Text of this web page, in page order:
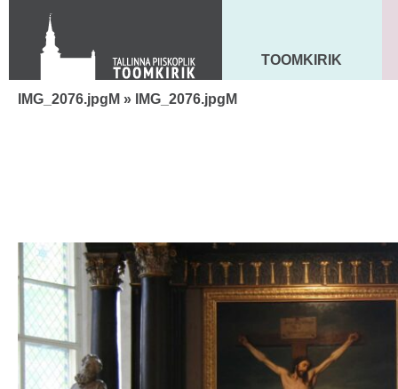
Toom-Kooli 6, 10130 TALLINN
tallinna.toom
+372 644 4140
MAARJA KIRIK
TOOMKIRIK
IMG_2076.jpgM » IMG_2076.jpgM